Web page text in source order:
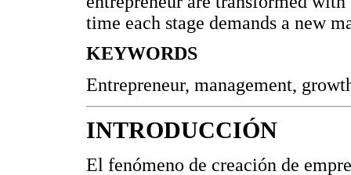
time each stage demands a new
KEYWORDS
Entrepreneur, management,
INTRODUCCIÓN
El fenómeno de creación de